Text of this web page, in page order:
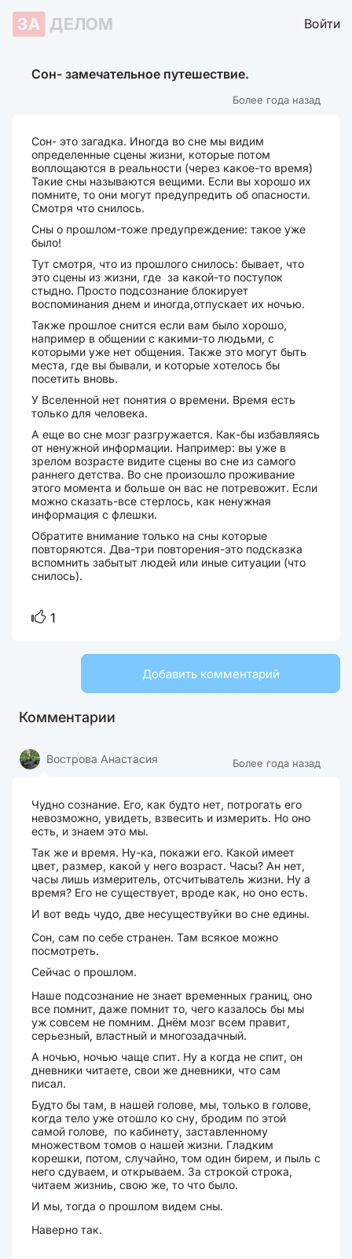
ЗА ДЕЛОМ Войти
Сон- замечательное путешествие.
Более года назад
Сон- это загадка. Иногда во сне мы видим
определенные сцены жизни, которые потом
воплощаются в реальности (через какое-то время)
Такие сны называются вещими. Если вы хорошо их
помните, то они могут предупредить об опасности.
Смотря что снилось.
Сны о прошлом-тоже предупреждение: такое уже
было!
Тут смотря, что из прошлого снилось: бывает, что
это сцены из жизни, где за какой-то поступок
стыдно. Просто подсознание блокирует
воспоминания днем и иногда,отпускает их ночью.
Также прошлое снится если вам было хорошо,
например в общении с какими-то людьми, с
которыми уже нет общения. Также это могут быть
места, где вы бывали, и которые хотелось бы
посетить вновь.
У Вселенной нет понятия о времени. Время есть
только для человека.
А еще во сне мозг разгружается. Как-бы избавляясь
от ненужной информации. Например: вы уже в
зрелом возрасте видите сцены во сне из самого
раннего детства. Во сне произошло проживание
этого момента и больше он вас не потревожит. Если
можно сказать-все стерлось, как ненужная
информация с флешки.
Обратите внимание только на сны которые
повторяются. Два-три повторения-это подсказка
вспомнить забытыт людей или иные ситуации (что
снилось).
1
Добавить комментарий
Комментарии
Более года назад
Вострова Анастасия
Чудно сознание. Его, как будто нет, потрогать его
невозможно, увидеть, взвесить и измерить. Но оно
есть, и знаем это мы.
Так же и время. Ну-ка, покажи его. Какой имеет
цвет, размер, какой у него возраст. Часы? Ан нет,
часы лишь измеритель, отсчитыватель жизни. Ну а
время? Его не существует, вроде как, но оно есть.
И вот ведь чудо, две несуществуйки во сне едины.
Сон, сам по себе странен. Там всякое можно
посмотреть.
Сейчас о прошлом.
Наше подсознание не знает временных границ, оно
все помнит, даже помнит то, чего казалось бы мы
уж совсем не помним. Днём мозг всем правит,
серьезный, властный и многозадачный.
А ночью, ночью чаще спит. Ну а когда не спит, он
дневники читаете, свои же дневники, что сам
писал.
Будто бы там, в нашей голове, мы, только в голове,
когда тело уже отошло ко сну, бродим по этой
самой голове, по кабинету, заставленному
множеством томов о нашей жизни. Гладким
корешки, потом, случайно, том один бирем, и пыль с
него сдуваем, и открываем. За строкой строка,
читаем жизниь, свою же, то что было.
И мы, тогда о прошлом видем сны.
Наверно так.